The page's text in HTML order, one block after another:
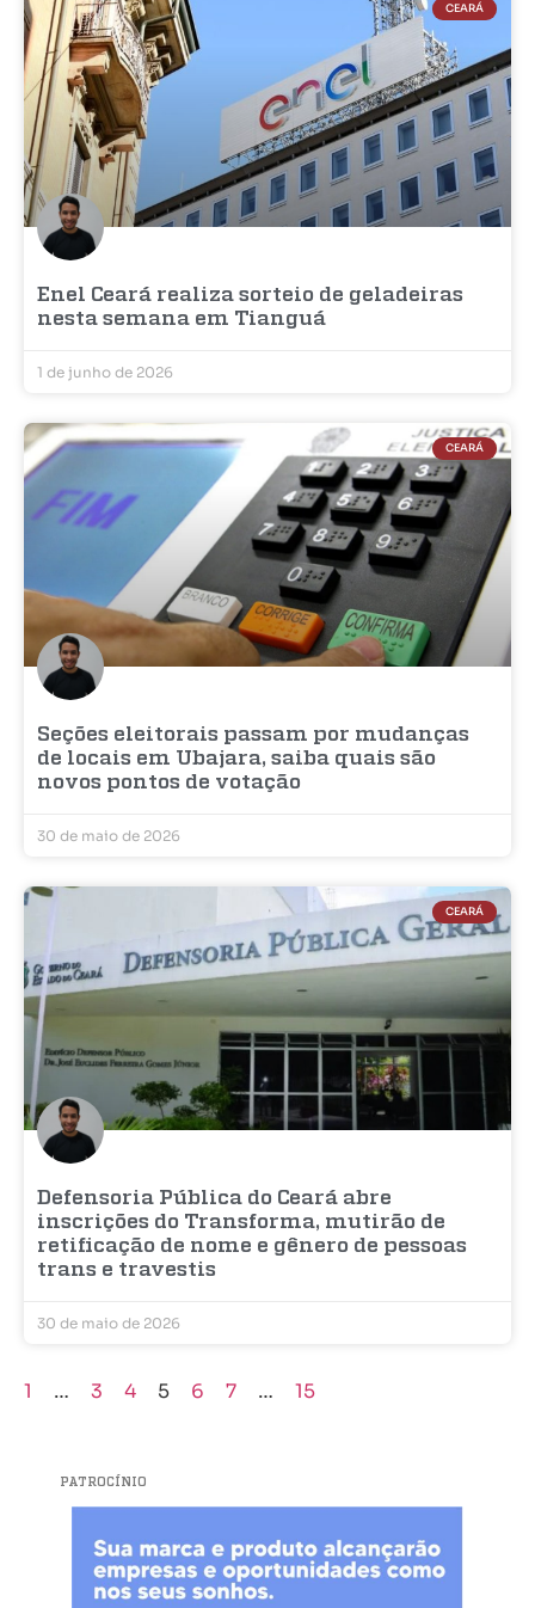
CEARÁ
Enel Ceará realiza sorteio de geladeiras
nesta semana em Tianguá
1 de junho de 2026
CEARÁ
Seções eleitorais passam por mudanças
de locais em Ubajara, saiba quais são
novos pontos de votação
30 de maio de 2026
CEARÁ
Defensoria Pública do Ceará abre
inscrições do Transforma, mutirão de
retificação de nome e gênero de pessoas
trans e travestis
30 de maio de 2026
1 … 3 4 5 6 7 … 15
PATROCÍNIO